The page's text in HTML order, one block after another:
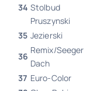
34 Stolbud
Pruszynski
35 Jezierski
36
Remix/Seeger
Dach
37 Euro-Color